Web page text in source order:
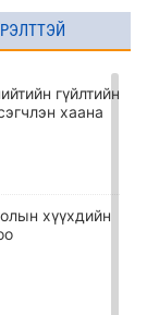
гүйлтийн
хаана
хүүхдийн